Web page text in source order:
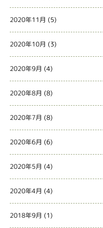
2020年11月 (5)
2020年10月 (3)
2020年9月 (4)
2020年8月 (8)
2020年7月 (8)
2020年6月 (6)
2020年5月 (4)
2020年4月 (4)
2018年9月 (1)